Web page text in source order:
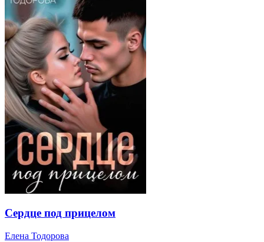
Сердце под прицелом
Елена Тодорова